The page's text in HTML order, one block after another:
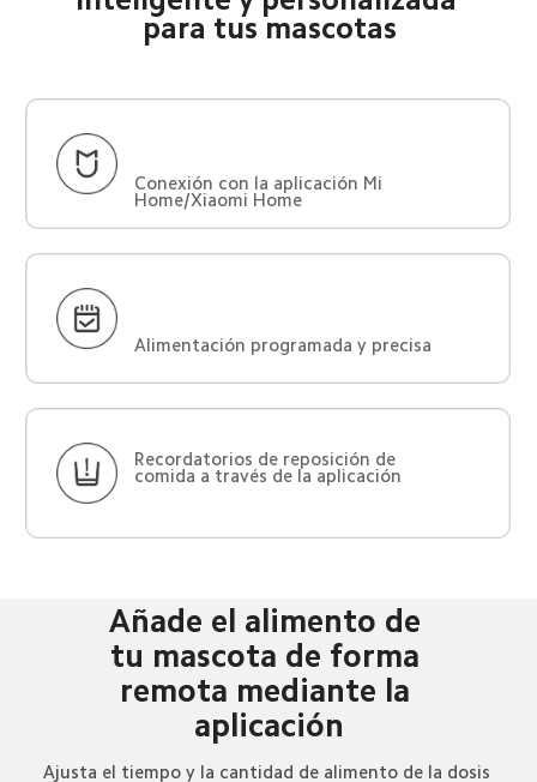
para tus mascotas
Conexión con la aplicación Mi
Home/Xiaomi Home
Alimentación programada y precisa
Recordatorios de reposición de
comida a través de la aplicación
Añade el alimento de
tu mascota de forma
remota mediante la
aplicación
Ajusta el tiempo y la cantidad de alimento de la dosis